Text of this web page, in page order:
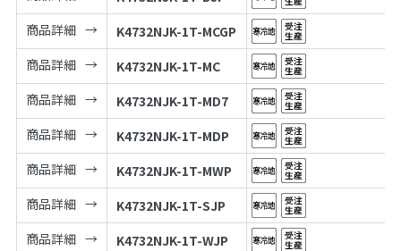
商品詳細
K4732NJK-1T-MCGP
商品詳細
K4732NJK-1T-MC
商品詳細
K4732NJK-1T-MD7
商品詳細
K4732NJK-1T-MDP
商品詳細
K4732NJK-1T-MWP
商品詳細
K4732NJK-1T-SJP
商品詳細
K4732NJK-1T-WJP